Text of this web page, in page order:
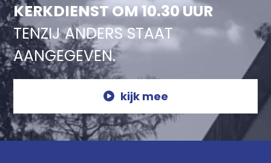
KERKDIENST OM 10.30 UUR
TENZIJ ANDERS STAAT
AANGEGEVEN.
kijk mee